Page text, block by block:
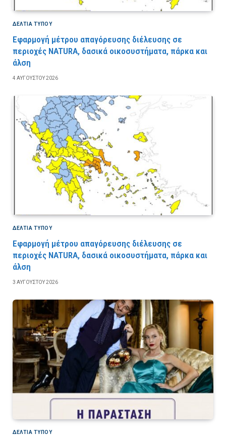
ΔΕΛΤΙΑ ΤΥΠΟΥ
Εφαρμογή μέτρου απαγόρευσης διέλευσης σε
περιοχές NATURA, δασικά οικοσυστήματα, πάρκα και
άλση
4 ΑΥΓΟΎΣΤΟΥ 2026
ΔΕΛΤΙΑ ΤΥΠΟΥ
Εφαρμογή μέτρου απαγόρευσης διέλευσης σε
περιοχές NATURA, δασικά οικοσυστήματα, πάρκα και
άλση
3 ΑΥΓΟΎΣΤΟΥ 2026
ΔΕΛΤΙΑ ΤΥΠΟΥ